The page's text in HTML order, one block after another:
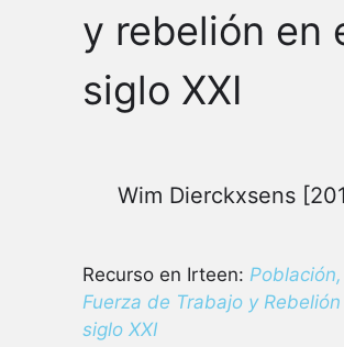
y rebelión en
siglo XXI
Wim Dierckxsens
Recurso en Irteen: Población,
Fuerza de Trabajo y
siglo XXI